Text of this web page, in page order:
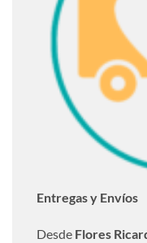
Entregas y Envíos
Desde Flores